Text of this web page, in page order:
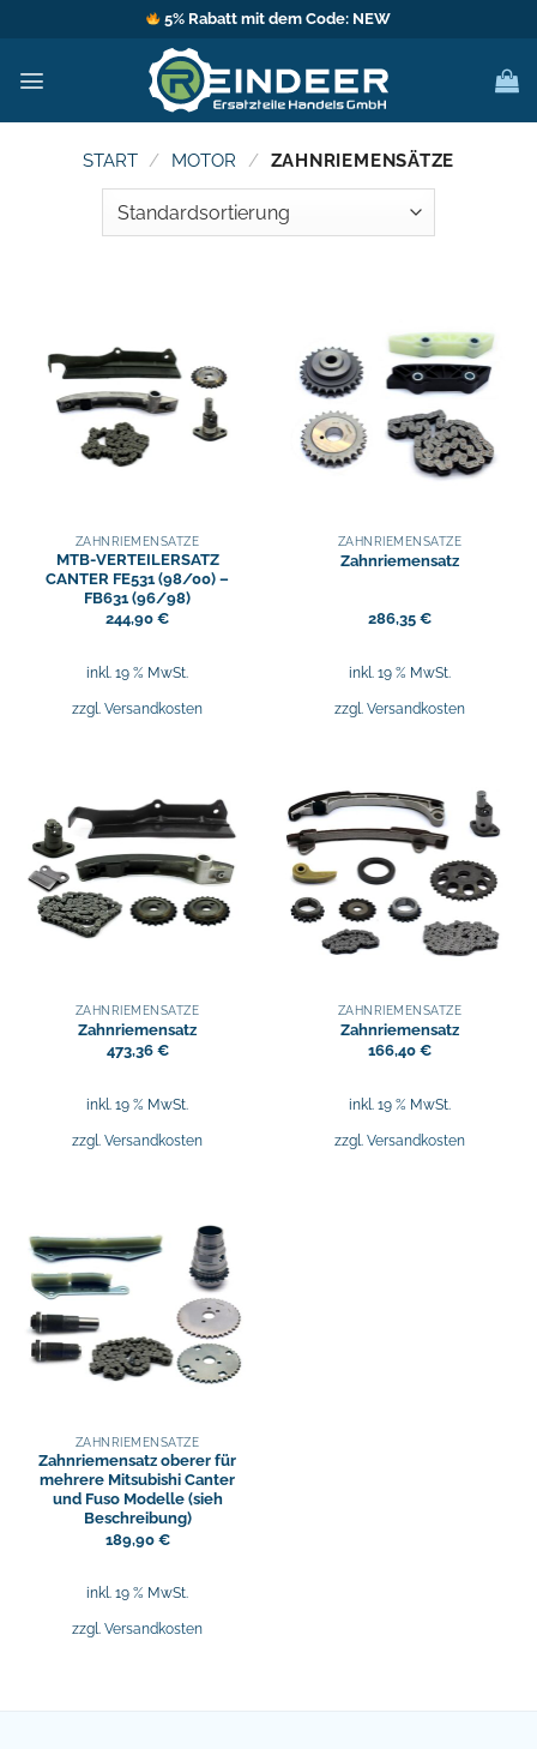
springen
5% Rabatt mit dem Code: NEW
START / MOTOR / ZAHNRIEMENSÄTZE
ZAHNRIEMENSÄTZE
MTB-VERTEILERSATZ
CANTER FE531 (98/00) –
FB631 (96/98)
244,90 €
inkl. 19 % MwSt.
zzgl. Versandkosten
ZAHNRIEMENSÄTZE
Zahnriemensatz
286,35 €
inkl. 19 % MwSt.
zzgl. Versandkosten
ZAHNRIEMENSÄTZE
Zahnriemensatz
473,36 €
inkl. 19 % MwSt.
zzgl. Versandkosten
ZAHNRIEMENSÄTZE
Zahnriemensatz
166,40 €
inkl. 19 % MwSt.
zzgl. Versandkosten
ZAHNRIEMENSÄTZE
Zahnriemensatz oberer für
mehrere Mitsubishi Canter
und Fuso Modelle (sieh
Beschreibung)
189,90 €
inkl. 19 % MwSt.
zzgl. Versandkosten